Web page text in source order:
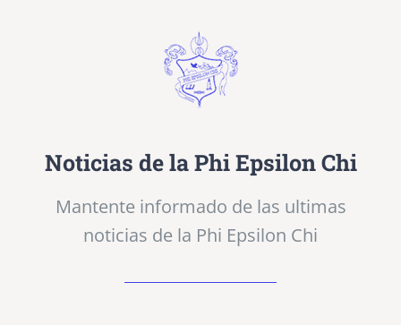
Noticias de la Phi Epsilon Chi
Mantente informado de las ultimas
noticias de la Phi Epsilon Chi